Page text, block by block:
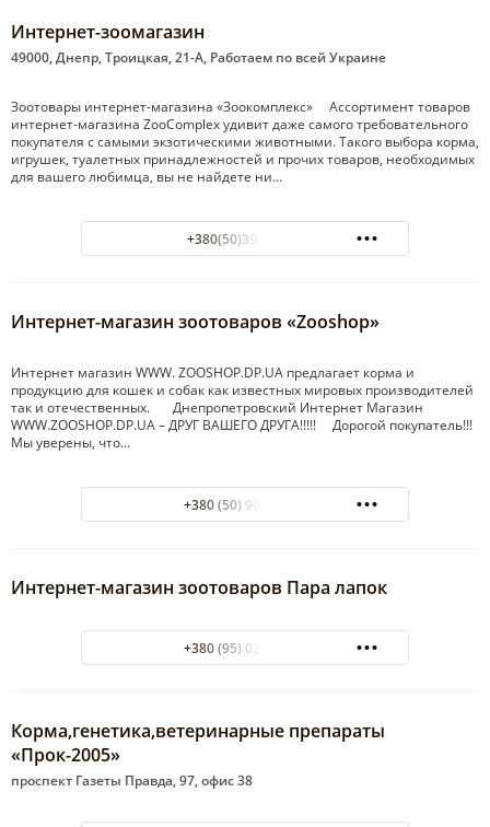
Интернет-зоомагазин
49000, Днепр, Троицкая, 21-А, Работаем по всей Украине
Зоотовары интернет-магазина «Зоокомплекс» Ассортимент товаров
интернет-магазина ZooComplex удивит даже самого требовательного
покупателя с самыми экзотическими животными. Такого выбора корма,
игрушек, туалетных принадлежностей и прочих товаров, необходимых
для вашего любимца, вы не найдете ни…
+380(50)398-61-14
Интернет-магазин зоотоваров «Zooshop»
Интернет магазин WWW. ZOOSHOP.DP.UA предлагает корма и
продукцию для кошек и собак как известных мировых производителей
так и отечественных. Днепропетровский Интернет Магазин
WWW.ZOOSHOP.DP.UA – ДРУГ ВАШЕГО ДРУГА!!!!! Дорогой покупатель!!!
Мы уверены, что…
+380 (50) 907-33-96
Интернет-магазин зоотоваров Пара лапок
+380 (95) 021-82-06
Корма,генетика,ветеринарные препараты
«Прок-2005»
проспект Газеты Правда, 97, офис 38